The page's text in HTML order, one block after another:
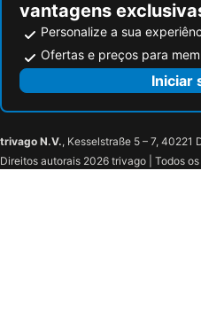
vantagens
Personalize a sua
Ofertas e preços para
Iniciar
trivago N.V., Kesselstraße 5 – 7, 40221
Direitos autorais 2026 trivago | Todos